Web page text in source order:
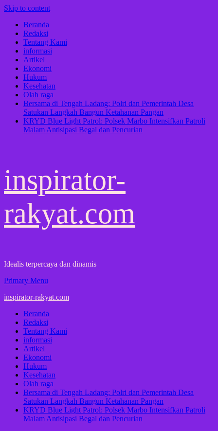
Skip to content
Beranda
Redaksi
Tentang Kami
informasi
Artikel
Ekonomi
Hukum
Kesehatan
Olah raga
Bersama di Tengah Ladang: Polri dan Pemerintah Desa
Satukan Langkah Bangun Ketahanan Pangan
KRYD Blue Light Patrol: Polsek Marbo Intensifkan Patroli
Malam Antisipasi Begal dan Pencurian
inspirator-
rakyat.com
Idealis terpercaya dan dinamis
Primary Menu
inspirator-rakyat.com
Beranda
Redaksi
Tentang Kami
informasi
Artikel
Ekonomi
Hukum
Kesehatan
Olah raga
Bersama di Tengah Ladang: Polri dan Pemerintah Desa
Satukan Langkah Bangun Ketahanan Pangan
KRYD Blue Light Patrol: Polsek Marbo Intensifkan Patroli
Malam Antisipasi Begal dan Pencurian